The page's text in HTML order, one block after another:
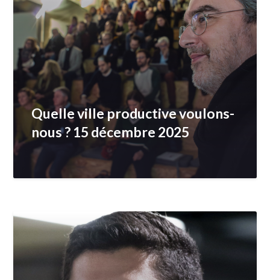
Quelle ville productive voulons-
nous ? 15 décembre 2025